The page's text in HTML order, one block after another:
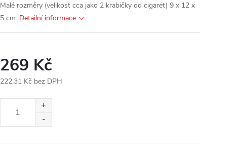
Malé rozměry (velikost cca jako 2 krabičky od cigaret) 9 x 12 x
5 cm. Detailní informace
269 Kč
222,31 Kč bez DPH